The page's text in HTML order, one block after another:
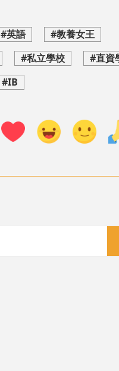
#英語
#教養女王
#私立學校
#直資
#IB